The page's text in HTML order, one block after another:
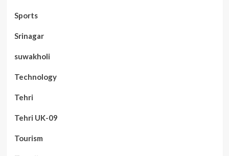
Sports
Srinagar
suwakholi
Technology
Tehri
Tehri UK-09
Tourism